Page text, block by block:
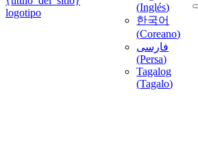
(Inglés)
한국어
(Coreano)
فارسی
(Persa)
Tagalog
(Tagalo)